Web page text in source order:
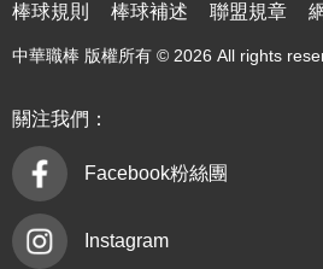
棒球規則 棒球補述 聯盟規章
中華職棒 版權所有 © 2026 All rights
關注我們：
Facebook粉絲團
Instagram